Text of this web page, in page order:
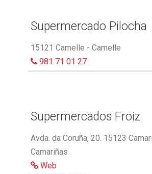
Supermercado Pilocha
15121 Camelle - Camelle
981 71 01 27
Supermercados Froiz
Avda. da Coruña, 20. 15123
Camariñas
Web